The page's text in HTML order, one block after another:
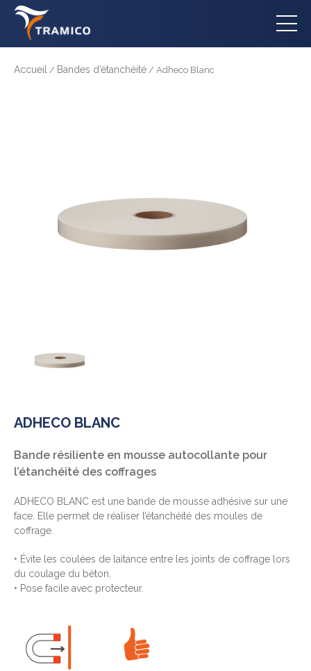
Accueil / Bandes d’étanchéité / Adheco Blanc
ADHECO BLANC
Bande résiliente en mousse autocollante pour
l’étanchéité des coffrages
ADHECO BLANC est une bande de mousse adhésive sur une
face. Elle permet de réaliser l’étanchéité des moules de
coffrage.
• Évite les coulées de laitance entre les joints de coffrage lors
du coulage du béton.
• Pose facile avec protecteur.